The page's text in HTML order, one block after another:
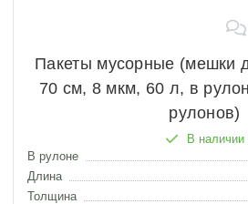
Пакеты мусорные (мешки
70 см, 8 мкм, 60 л, в
рулонов)
В наличии
В рулоне
Длина
Толщина